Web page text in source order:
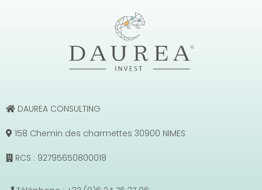
DAUREA CONSULTING
158 Chemin des charmettes 30900 NIMES
RCS : 92795650800018